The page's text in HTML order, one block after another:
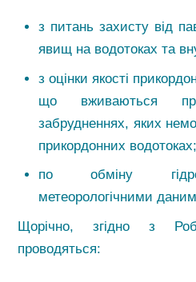
з питань захисту від
явищ на водотоках та
з оцінки якості
що вживаються
забрудненнях, яких
прикордонних водотоках;
по обміну
метеорологічними
Щорічно, згідно з
проводяться: